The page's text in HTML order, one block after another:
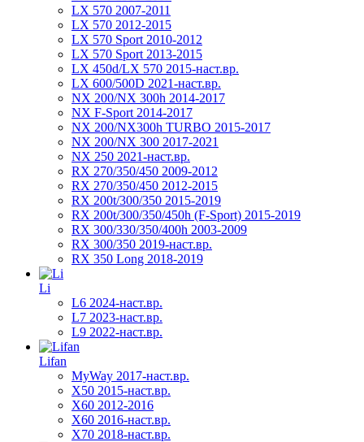
LX 570 2007-2011
LX 570 2012-2015
LX 570 Sport 2010-2012
LX 570 Sport 2013-2015
LX 450d/LX 570 2015-наст.вр.
LX 600/500D 2021-наст.вр.
NX 200/NX 300h 2014-2017
NX F-Sport 2014-2017
NX 200/NX300h TURBO 2015-2017
NX 200/NX 300 2017-2021
NX 250 2021-наст.вр.
RX 270/350/450 2009-2012
RX 270/350/450 2012-2015
RX 200t/300/350 2015-2019
RX 200t/300/350/450h (F-Sport) 2015-2019
RX 300/330/350/400h 2003-2009
RX 300/350 2019-наст.вр.
RX 350 Long 2018-2019
Li
L6 2024-наст.вр.
L7 2023-наст.вр.
L9 2022-наст.вр.
Lifan
MyWay 2017-наст.вр.
X50 2015-наст.вр.
X60 2012-2016
X60 2016-наст.вр.
X70 2018-наст.вр.